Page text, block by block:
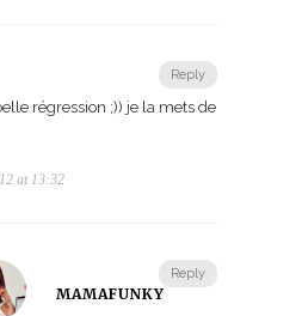
Reply
régression ;)) je la mets de
at 13:32
Reply
MAMAFUNKY